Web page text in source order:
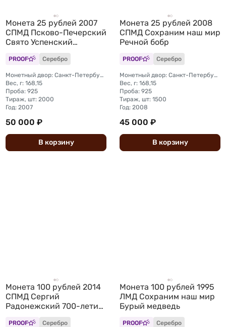
Монета 25 рублей 2007
СПМД Псково-Печерский
Свято Успенский
монастырь
PROOF Серебро
Монетный двор: Санкт-Петербургский (СПМД)
Вес, г: 168,15
Проба: 925
Тираж, шт: 2000
Год: 2007
50 000 ₽
В корзину
Монета 25 рублей 2008
СПМД Сохраним наш мир
Речной бобр
PROOF Серебро
Монетный двор: Санкт-Петербургский (СПМД)
Вес, г: 168,15
Проба: 925
Тираж, шт: 1500
Год: 2008
45 000 ₽
В корзину
Монета 100 рублей 2014
СПМД Сергий
Радонежский 700-летие
со дня рождения
PROOF Серебро
Монета 100 рублей 1995
ЛМД Сохраним наш мир
Бурый медведь
PROOF Серебро